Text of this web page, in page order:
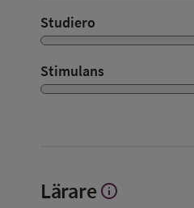
Studiero
Stimulans
Lärare Visa
info